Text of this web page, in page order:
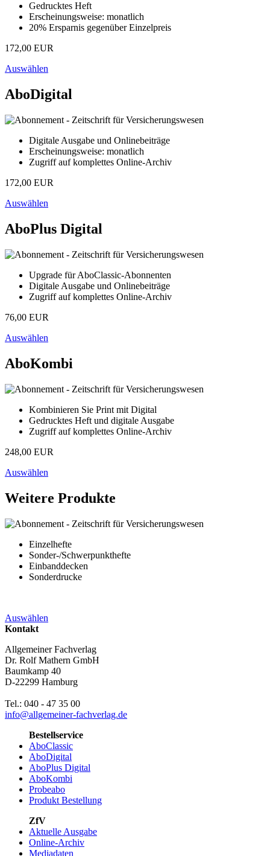
Gedrucktes Heft
Erscheinungsweise: monatlich
20% Ersparnis gegenüber Einzelpreis
172,00 EUR
Auswählen
AboDigital
Digitale Ausgabe und Onlinebeiträge
Erscheinungsweise: monatlich
Zugriff auf komplettes Online-Archiv
172,00 EUR
Auswählen
AboPlus Digital
Upgrade für AboClassic-Abonnenten
Digitale Ausgabe und Onlinebeiträge
Zugriff auf komplettes Online-Archiv
76,00 EUR
Auswählen
AboKombi
Kombinieren Sie Print mit Digital
Gedrucktes Heft und digitale Ausgabe
Zugriff auf komplettes Online-Archiv
248,00 EUR
Auswählen
Weitere Produkte
Einzelhefte
Sonder-/Schwerpunkthefte
Einbanddecken
Sonderdrucke
Auswählen
Kontakt
Allgemeiner Fachverlag
Dr. Rolf Mathern GmbH
Baumkamp 40
D-22299 Hamburg
Tel.: 040 - 47 35 00
info@allgemeiner-fachverlag.de
Bestellservice
AboClassic
AboDigital
AboPlus Digital
AboKombi
Probeabo
Produkt Bestellung
ZfV
Aktuelle Ausgabe
Online-Archiv
Mediadaten